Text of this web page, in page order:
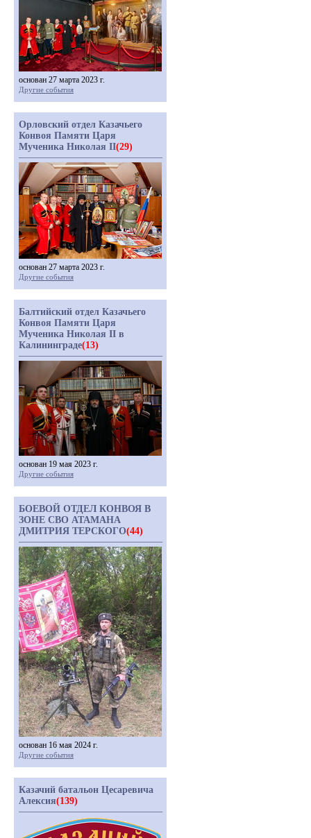
основан 27 марта 2023 г.
Другие события
Орловский отдел Казачьего
Конвоя Памяти Царя
Мученика Николая II(29)
основан 27 марта 2023 г.
Другие события
Балтийский отдел Казачьего
Конвоя Памяти Царя
Мученика Николая II в
Калининграде(13)
основан 19 мая 2023 г.
Другие события
БОЕВОЙ ОТДЕЛ КОНВОЯ В
ЗОНЕ СВО АТАМАНА
ДМИТРИЯ ТЕРСКОГО(44)
основан 16 мая 2024 г.
Другие события
Казачий батальон Цесаревича
Алексия(139)